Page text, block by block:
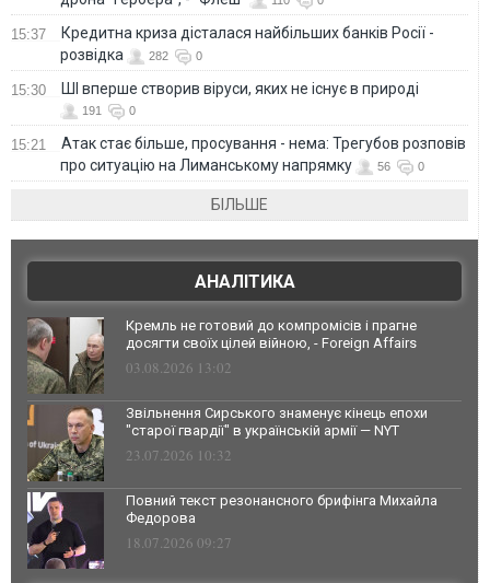
15:37
Кредитна криза дісталася найбільших банків Росії -
розвідка
282 0
15:30 ШІ вперше створив віруси, яких не існує в природі
191 0
15:21
Атак стає більше, просування - нема: Трегубов розповів
про ситуацію на Лиманському напрямку
56 0
БІЛЬШЕ
АНАЛІТИКА
Кремль не готовий до компромісів і прагне
досягти своїх цілей війною, - Foreign Affairs
03.08.2026 13:02
Звільнення Сирського знаменує кінець епохи
"старої гвардії" в українській армії — NYT
23.07.2026 10:32
Повний текст резонансного брифінга Михайла
Федорова
18.07.2026 09:27